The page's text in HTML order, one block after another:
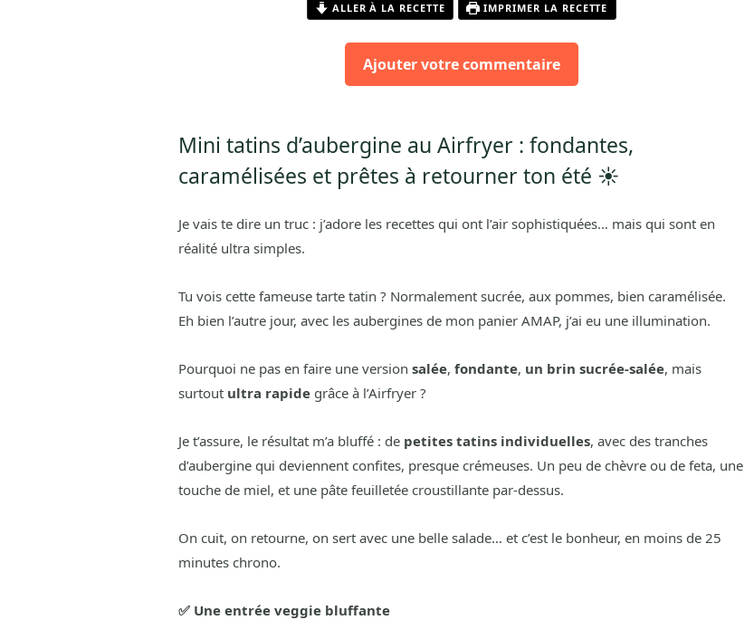
ALLER À LA RECETTE IMPRIMER LA RECETTE
Ajouter votre commentaire
Mini tatins d’aubergine au Airfryer : fondantes,
caramélisées et prêtes à retourner ton été ☀️
Je vais te dire un truc : j’adore les recettes qui ont l’air sophistiquées… mais qui sont en
réalité ultra simples.
Tu vois cette fameuse tarte tatin ? Normalement sucrée, aux pommes, bien caramélisée.
Eh bien l’autre jour, avec les aubergines de mon panier AMAP, j’ai eu une illumination.
Pourquoi ne pas en faire une version salée, fondante, un brin sucrée-salée, mais
surtout ultra rapidegrâce à l’Airfryer ?
Je t’assure, le résultat m’a bluffé : de petites tatins individuelles, avec des tranches
d’aubergine qui deviennent confites, presque crémeuses. Un peu de chèvre ou de feta, une
touche de miel, et une pâte feuilletée croustillante par-dessus.
On cuit, on retourne, on sert avec une belle salade… et c’est le bonheur, en moins de 25
minutes chrono.
✅ Une entrée veggie bluffante